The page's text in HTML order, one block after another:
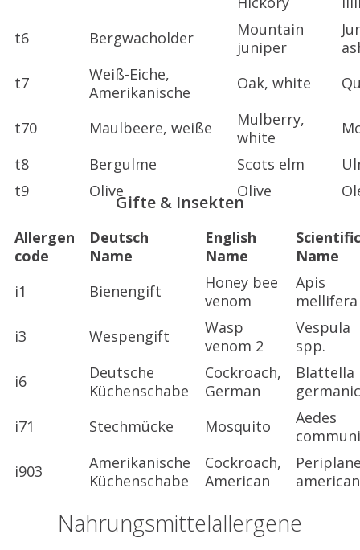
t6
Bergwacholder
Mountain
juniper
t7
Weiß-Eiche,
Amerikanische
Oak, white
t70 Maulbeere, weiße
Mulberry,
white
t8
Bergulme Scots elm
t9
Olive Olive
Gifte & Insekten
Allergen
code
Deutsch
Name
English
Name
Scientific
Name
i1
Bienengift
Honey bee
venom
Apis
mellifera
i3
Wespengift
Wasp
venom 2
Vespula
spp.
i6
Deutsche
Küchenschabe
Cockroach,
German
Blattella
i71
Stechmücke Mosquito
Aedes
i903
Amerikanische
Küchenschabe
Cockroach,
American
Nahrungsmittelallergene